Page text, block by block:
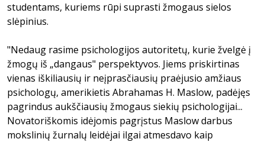
studentams, kuriems rūpi suprasti žmogaus sielos
slėpinius.
"Nedaug rasime psichologijos autoritetų, kurie žvelgė į
žmogų iš „dangaus" perspektyvos. Jiems priskirtinas
vienas iškiliausių ir neįprasčiausių praėjusio amžiaus
psichologų, amerikietis Abrahamas H. Maslow, padėjęs
pagrindus aukščiausių žmogaus siekių psichologijai...
Novatoriškomis idėjomis pagrįstus Maslow darbus
mokslinių žurnalų leidėjai ilgai atmesdavo kaip